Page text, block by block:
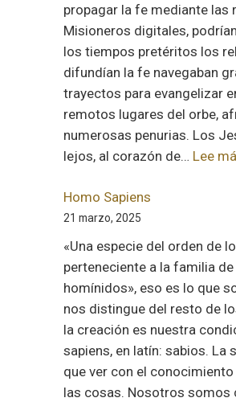
propagar la fe mediante las
Misioneros digitales,
los tiempos pretéritos los
difundían la fe navegaban
trayectos para evangelizar
remotos lugares del orbe,
numerosas penurias. Los
lejos, al corazón de… Lee
Homo Sapiens
21 marzo, 2025
«Una especie del orden de
perteneciente a la familia
homínidos», eso es lo que
nos distingue del resto de
la creación es nuestra
sapiens, en latín: sabios. La
que ver con el
las cosas. Nosotros somos